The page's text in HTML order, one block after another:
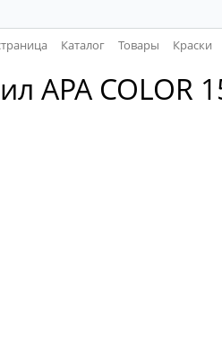
Каталог Товары Краски
APA COLOR